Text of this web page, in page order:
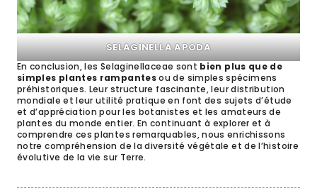
SELAGINELLA APODA
En conclusion, les Selaginellaceae sont bien plus que de
simples plantes rampantesou de simples spécimens
préhistoriques. Leur structure fascinante, leur distribution
mondiale et leur utilité pratique en font des sujets d’étude
et d’appréciation pour les botanistes et les amateurs de
plantes du monde entier. En continuant à explorer et à
comprendre ces plantes remarquables, nous enrichissons
notre compréhension de la diversité végétale et de l’histoire
évolutive de la vie sur Terre.